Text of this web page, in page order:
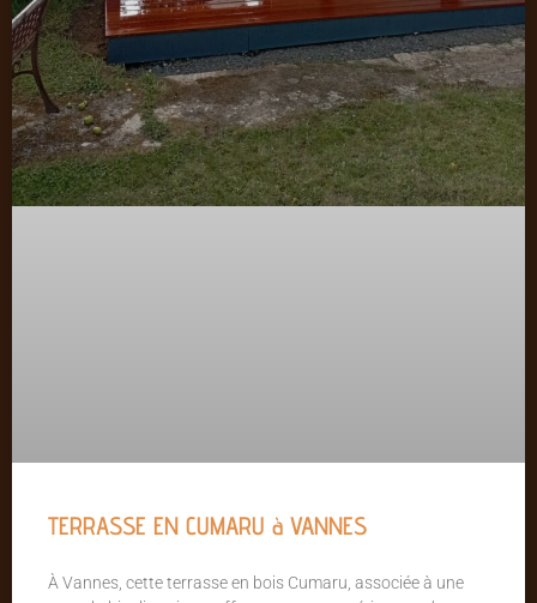
TERRASSE EN CUMARU à VANNES
À Vannes, cette terrasse en bois Cumaru, associée à une